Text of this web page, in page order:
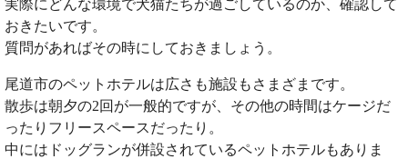
実際にどんな環境で犬猫たちが過ごしているのか、確認して
おきたいです。
質問があればその時にしておきましょう。
尾道市のペットホテルは広さも施設もさまざまです。
散歩は朝夕の2回が一般的ですが、その他の時間はケージだ
ったりフリースペースだったり。
中にはドッグランが併設されているペットホテルもありま